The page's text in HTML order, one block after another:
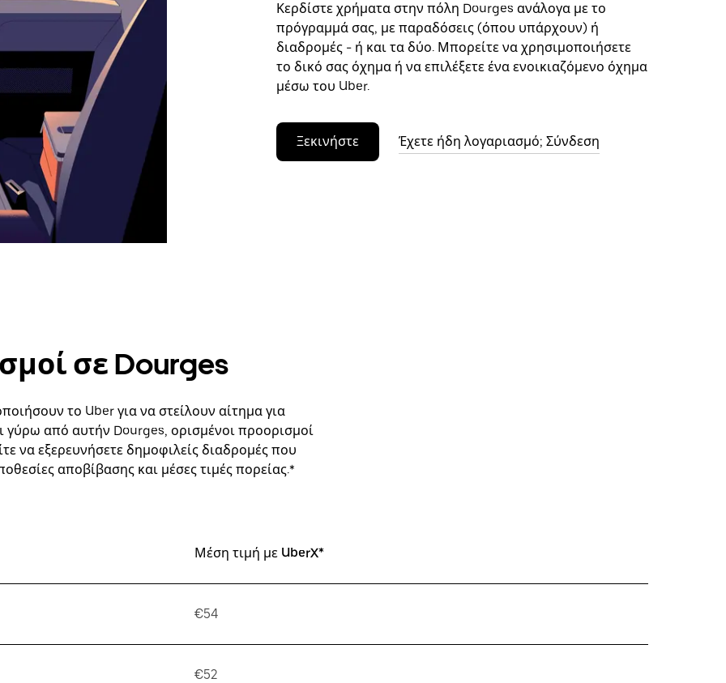
Κερδίστε χρήματα στην πόλη Dourges ανάλογα με το
πρόγραμμά σας, με παραδόσεις (όπου υπάρχουν) ή
διαδρομές - ή και τα δύο. Μπορείτε να χρησιμοποιήσετε
το δικό σας όχημα ή να επιλέξετε ένα ενοικιαζόμενο όχημα
μέσω του Uber.
Ξεκινήστε Έχετε ήδη λογαριασμό; Σύνδεση
σε Dourges
το Uber για να στείλουν αίτημα για
από αυτήν Dourges, ορισμένοι προορισμοί
να εξερευνήσετε δημοφιλείς διαδρομές που
αποβίβασης και μέσες τιμές πορείας.*
Μέση τιμή με UberX*
€54
€52